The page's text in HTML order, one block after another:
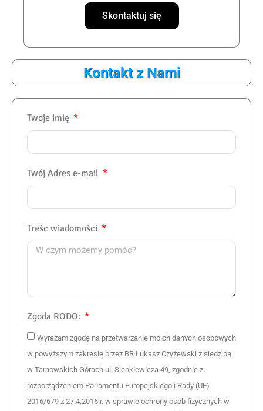
Skontaktuj się
Kontakt z Nami
Twoje imię
Twój Adres e-mail
Treśc wiadomości
Zgoda RODO:
Wyrażam zgodę na przetwarzanie moich danych osobowych
w powyższym zakresie przez BR Łukasz Czyżewski z siedzibą
w Tarnowskich Górach ul. Sienkiewicza 49, zgodnie z
rozporządzeniem Parlamentu Europejskiego i Rady (UE)
2016/679 z 27.4.2016 r. w sprawie ochrony osób fizycznych w